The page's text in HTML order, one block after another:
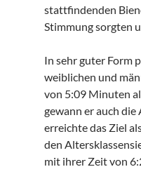
stattfindenden
Stimmung sorgten
In sehr guter Form
weiblichen und
von 5:09 Minuten
gewann er auch
erreichte das Ziel
den
mit ihrer Zeit von